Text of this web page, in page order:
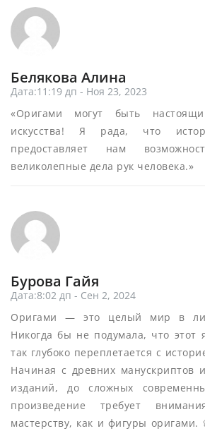
Белякова Алина
Дата:11:19 дп - Ноя 23, 2023
«Оригами могут быть
искусства! Я рада, что
предоставляет нам
великолепные дела рук человека.»
Бурова Гайя
Дата:8:02 дп - Сен 2, 2024
Оригами — это целый мир в
Никогда бы не подумала, что этот
так глубоко переплетается с
Начиная с древних манускриптов
изданий, до сложных
произведение требует
мастерству, как и фигуры оригами.